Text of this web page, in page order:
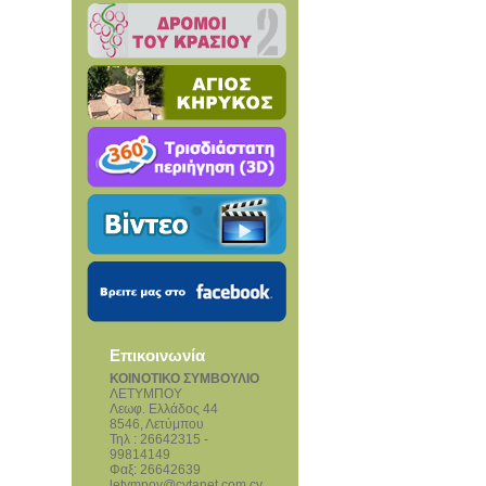
Επικοινωνία
ΚΟΙΝΟΤΙΚΟ ΣΥΜΒΟΥΛΙΟ
ΛΕΤΥΜΠΟΥ
Λεωφ. Ελλάδος 44
8546, Λετύμπου
Τηλ : 26642315 -
99814149
Φαξ: 26642639